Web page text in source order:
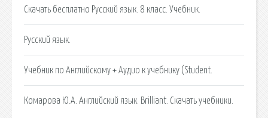
Скачать бесплатно Русский язык. 8 класс. Учебник.
Русский язык.
Учебник по Английскому + Аудио к учебнику (Student.
Комарова Ю.А. Английский язык. Brilliant. Скачать учебники.